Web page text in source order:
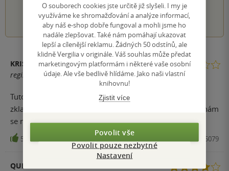
1 2 3 4 5
KRISTÝNA S.
registrovaný uživatel
Tuto autorku mám ráda, ale tato kniha pro mě byl a
zklamáním. Dějová linie nudná a oproti jiným jejím knihám
se mi ani nečetla dobře.
51 Kniha, Argo, 2015, 9788025715079
QUINN
O souborech cookies jste určitě již slyšeli. I my je
využíváme ke shromažďování a analýze informací,
aby náš e-shop dobře fungoval a mohli jsme ho
nadále zlepšovat. Také nám pomáhají ukazovat
lepší a cílenější reklamu. Žádných 50 odstínů, ale
klidně Vergilia v originále. Váš souhlas může předat
marketingovým platformám i některé vaše osobní
údaje. Ale vše bedlivě hlídáme. Jako naši vlastní
knihovnu!
Zjistit více
Povolit vše
Povolit pouze nezbytné
Nastavení